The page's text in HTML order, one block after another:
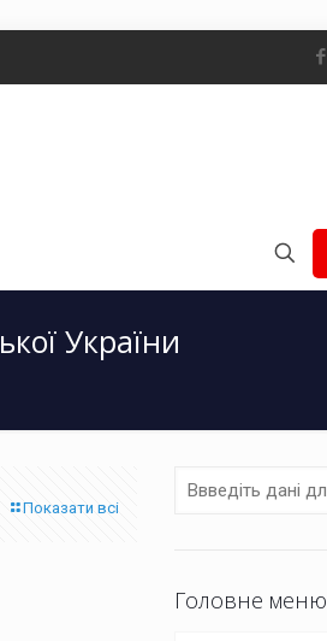
України
Показати всі
Головне меню